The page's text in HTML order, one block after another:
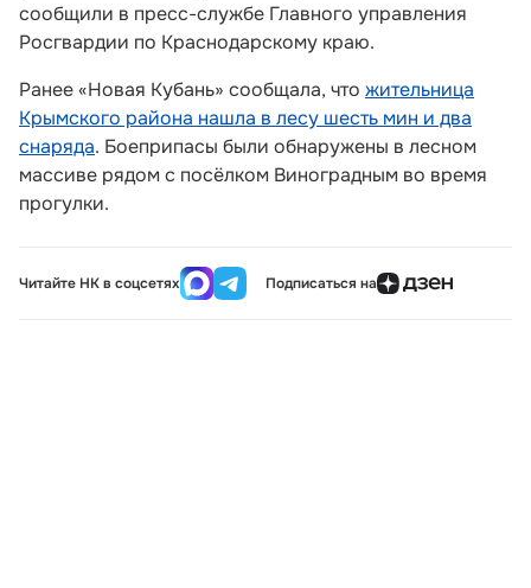
сообщили в пресс-службе Главного управления
Росгвардии по Краснодарскому краю.
Ранее «Новая Кубань» сообщала, что жительница
Крымского района нашла в лесу шесть мин и два
снаряда. Боеприпасы были обнаружены в лесном
массиве рядом с посёлком Виноградным во время
прогулки.
Читайте НК в соцсетях Подписаться на